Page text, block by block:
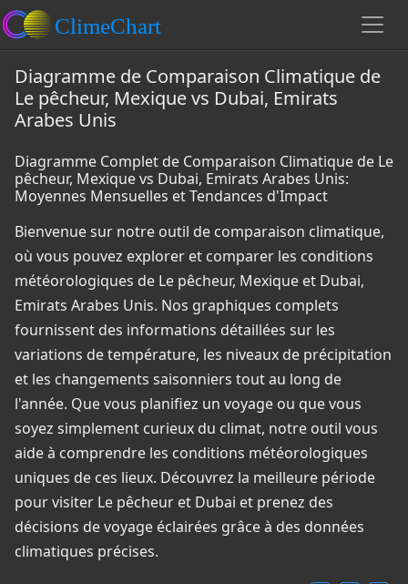
Diagramme de Comparaison Climatique de
Le pêcheur, Mexique vs Dubai, Emirats
Arabes Unis
Diagramme Complet de Comparaison Climatique de Le
pêcheur, Mexique vs Dubai, Emirats Arabes Unis:
Moyennes Mensuelles et Tendances d'Impact
Bienvenue sur notre outil de comparaison climatique,
où vous pouvez explorer et comparer les conditions
météorologiques de Le pêcheur, Mexique et Dubai,
Emirats Arabes Unis. Nos graphiques complets
fournissent des informations détaillées sur les
variations de température, les niveaux de précipitation
et les changements saisonniers tout au long de
l'année. Que vous planifiez un voyage ou que vous
soyez simplement curieux du climat, notre outil vous
aide à comprendre les conditions météorologiques
uniques de ces lieux. Découvrez la meilleure période
pour visiter Le pêcheur et Dubai et prenez des
décisions de voyage éclairées grâce à des données
climatiques précises.